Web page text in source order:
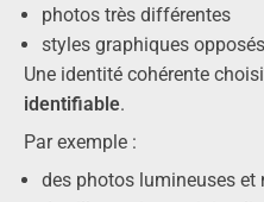
photos très différentes
styles graphiques
Une identité cohérente
identifiable.
Par exemple :
des photos lumineuses et